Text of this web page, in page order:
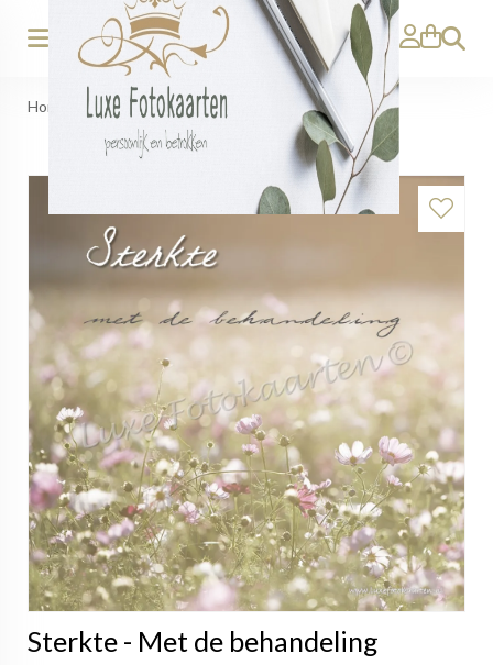
Zoeken
Home Sterkte - Met de behandeling veldbloemen
Sterkte - Met de behandeling